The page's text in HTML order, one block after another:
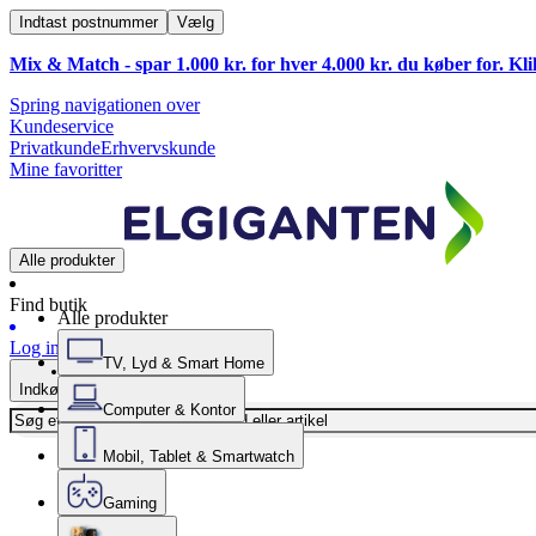
Indtast postnummer Vælg
Mix & Match - spar 1.000 kr. for hver 4.000 kr. du køber for.
Spring navigationen over
Kundeservice
PrivatkundeErhvervskunde
Mine favoritter
Alle produkter
Find butik
Log ind
Indkøbskurv
Alle produkter
TV, Lyd & Smart Home
Computer & Kontor
Mobil, Tablet & Smartwatch
Gaming